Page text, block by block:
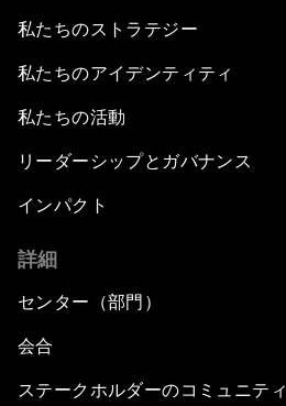
私たちのストラテジー
私たちのアイデンティティ
私たちの活動
リーダーシップとガバナンス
インパクト
詳細
センター（部門）
会合
ステークホルダーのコミュニティ